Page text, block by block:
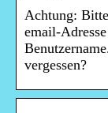
Achtung:
email-
vergessen?